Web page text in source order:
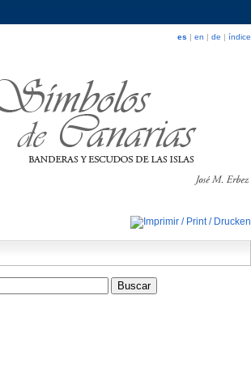
es | en | de | índice